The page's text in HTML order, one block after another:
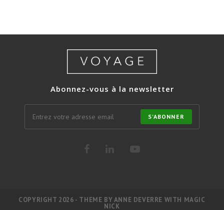
Abonnez-vous à la newsletter
S'ABONNER
COPYRIGHT 2026 - THEME BY ANNE DEVERRE WITH MAGIC
NICK